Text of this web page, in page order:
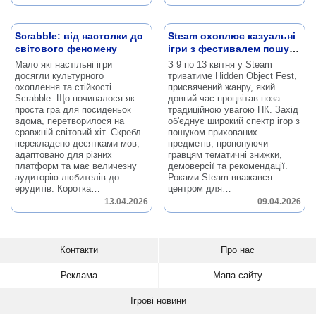
Scrabble: від настолки до
світового феномену
Мало які настільні ігри
досягли культурного
охоплення та стійкості
Scrabble. Що починалося як
проста гра для посиденьок
вдома, перетворилося на
сравжній світовий хіт. Скребл
перекладено десятками мов,
адаптовано для різних
платформ та має величезну
аудиторію любителів до
ерудитів. Коротка…
13.04.2026
Steam охоплює казуальні
ігри з фестивалем пошуку
предметів
З 9 по 13 квітня у Steam
триватиме Hidden Object Fest,
присвячений жанру, який
довгий час процвітав поза
традиційною увагою ПК. Захід
об'єднує широкий спектр ігор з
пошуком прихованих
предметів, пропонуючи
гравцям тематичні знижки,
демоверсії та рекомендації.
Роками Steam вважався
центром для…
09.04.2026
Контакти Про нас
Реклама Мапа сайту
Ігрові новини